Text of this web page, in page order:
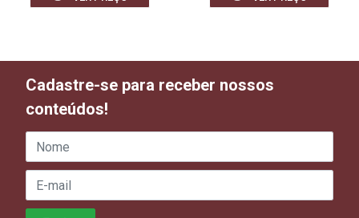
Cadastre-se para receber nossos
conteúdos!